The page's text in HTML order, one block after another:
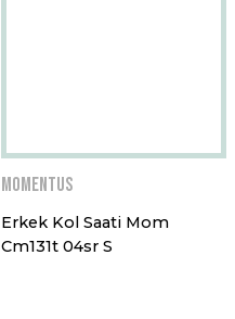
Momentus
Erkek Kol Saati Mom
Cm131t 04sr S